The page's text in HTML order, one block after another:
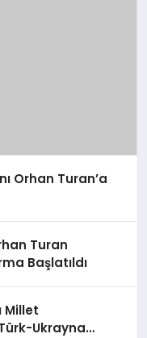
Orhan Turan’a
Turan
Başlatıldı
Millet
Ukrayna